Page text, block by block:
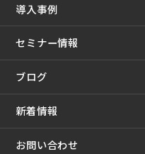
導入事例
セミナー情報
ブログ
新着情報
お問い合わせ